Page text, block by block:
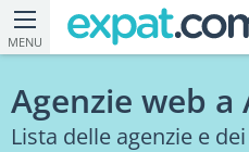
MENU
Agenzie web a
Lista delle agenzie e